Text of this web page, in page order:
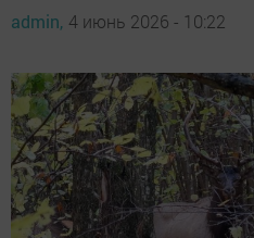
admin, 4 июнь 2026 - 10:22